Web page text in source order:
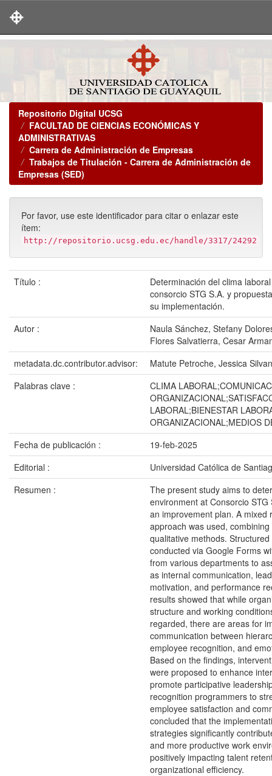
Repositorio Digital UCSG
FACULTAD DE CIENCIAS ECONÓMICAS Y
ADMINISTRATIVAS
Carrera de Administración de Empresas
Trabajos de Titulación - Carrera de Administración de
Empresas (SED)
Por favor, use este identificador para citar o enlazar este
ítem:
http://repositorio.ucsg.edu.ec/handle/3317/24292
Título :
Determinación del clima
consorcio STG S.A. y
su implementación.
Autor :
Naula Sánchez, Stefany
Flores Salvatierra, Cesar
metadata.dc.contributor.advisor:
Matute Petroche, Jessica
Palabras clave :
CLIMA
LABORAL;BIENESTAR
ORGANIZACIONAL;MEDIOS
Fecha de publicación :
19-feb-2025
Editorial :
Universidad Católica de
Resumen :
The present study aims to
environment at Consorcio
an improvement plan. A mixed
approach was used,
qualitative methods.
conducted via Google Forms
from various departments to
as internal communication,
motivation, and performance
results showed that while
structure and working
regarded, there are areas for
communication between
employee recognition, and
Based on the findings,
were proposed to enhance
promote participative
recognition programmers to
employee satisfaction and
concluded that the
strategies significantly
and more productive work
positively impacting talent
organizational efficiency.